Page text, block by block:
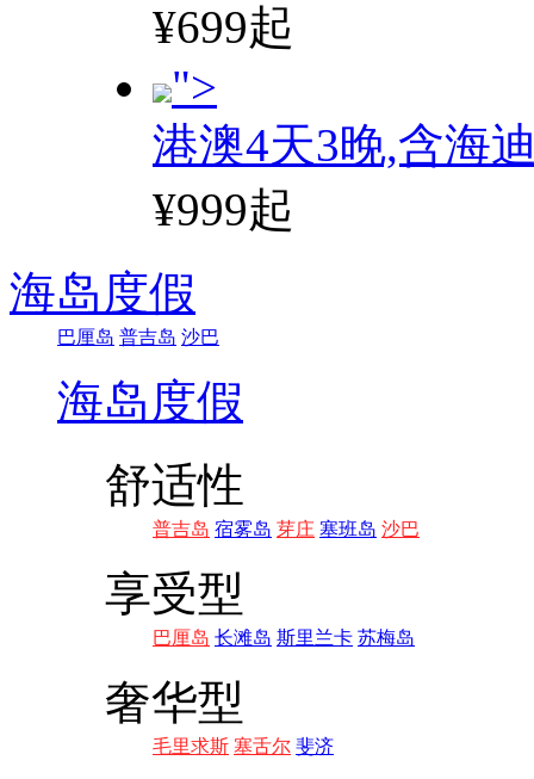
¥699起
">
港澳4天3晚,含海
¥999起
海岛度假
巴厘岛 普吉岛 沙巴
海岛度假
舒适性
普吉岛 宿雾岛 芽庄 塞班岛 沙巴
享受型
巴厘岛 长滩岛 斯里兰卡 苏梅岛
奢华型
毛里求斯 塞舌尔 斐济